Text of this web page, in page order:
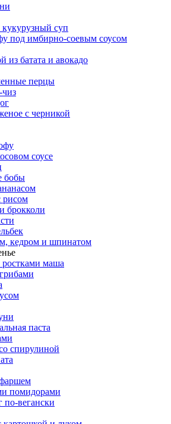
суп
под имбирно-соевым соусом
из батата и авокадо
перцы
с черникой
соусе
бобы
рисом
брокколи
кедром и шпинатом
маша
паста
спирулиной
помидорами
вегански